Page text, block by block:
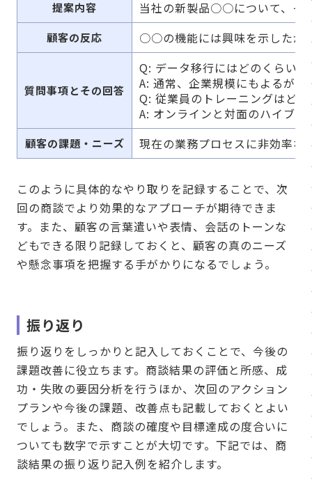
提案内容 当社の新製品○○について、そ
顧客の反応 ○○の機能には興味を示したが
質問事項とその回答
Q: データ移行にはどのくらい
A: 通常、企業規模にもよるが
Q: 従業員のトレーニングはど
A: オンラインと対面のハイブ
顧客の課題・ニーズ 現在の業務プロセスに非効率な
このように具体的なやり取りを記録することで、次
回の商談でより効果的なアプローチが期待できま
す。また、顧客の言葉遣いや表情、会話のトーンな
どもできる限り記録しておくと、顧客の真のニーズ
や懸念事項を把握する手がかりになるでしょう。
振り返り
振り返りをしっかりと記入しておくことで、今後の
課題改善に役立ちます。商談結果の評価と所感、成
功・失敗の要因分析を行うほか、次回のアクション
プランや今後の課題、改善点も記載しておくとよい
でしょう。また、商談の確度や目標達成の度合いに
ついても数字で示すことが大切です。下記では、商
談結果の振り返り記入例を紹介します。